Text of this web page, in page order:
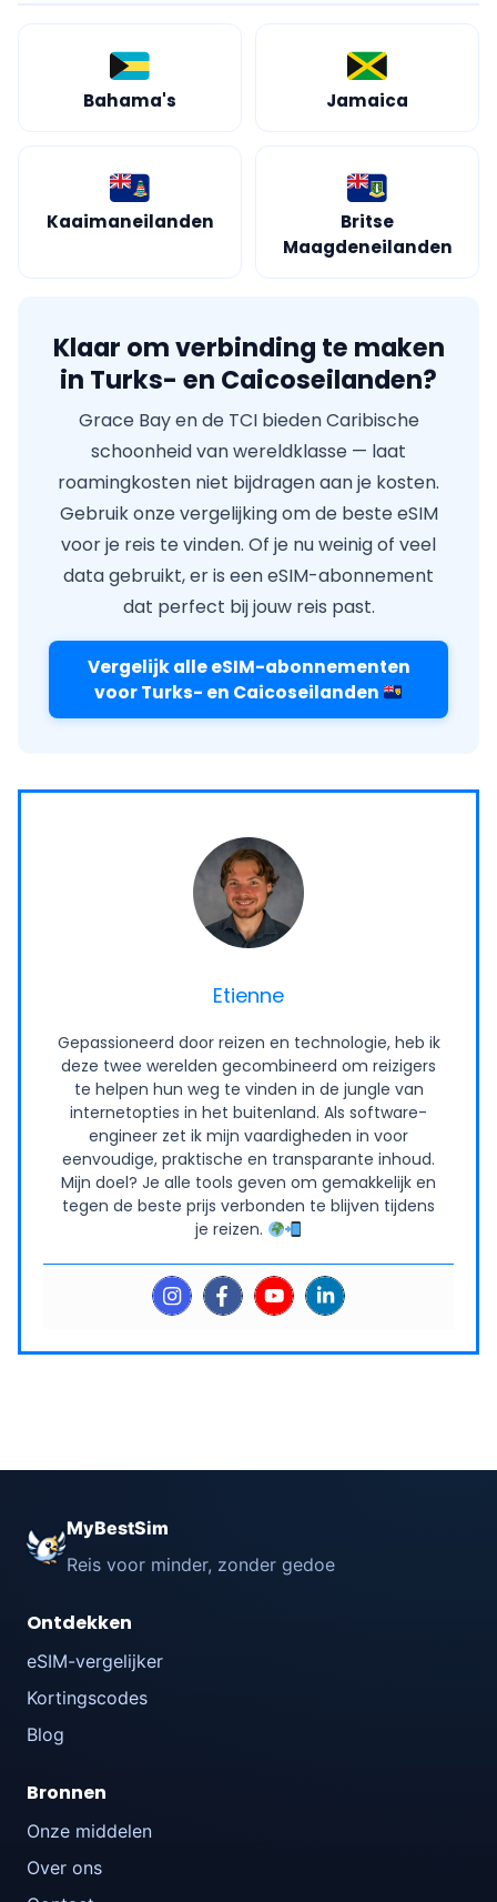
Bahama's Jamaica
Kaaimaneilanden
Britse
Maagdeneilanden
Klaar om verbinding te maken
in Turks- en Caicoseilanden?
Grace Bay en de TCI bieden Caribische
schoonheid van wereldklasse — laat
roamingkosten niet bijdragen aan je kosten.
Gebruik onze vergelijking om de beste eSIM
voor je reis te vinden. Of je nu weinig of veel
data gebruikt, er is een eSIM-abonnement
dat perfect bij jouw reis past.
Vergelijk alle eSIM-abonnementen
voor Turks- en Caicoseilanden
Etienne
Gepassioneerd door reizen en technologie, heb ik
deze twee werelden gecombineerd om reizigers
te helpen hun weg te vinden in de jungle van
internetopties in het buitenland. Als software-
engineer zet ik mijn vaardigheden in voor
eenvoudige, praktische en transparante inhoud.
Mijn doel? Je alle tools geven om gemakkelijk en
tegen de beste prijs verbonden te blijven tijdens
je reizen.
MyBestSim
Reis voor minder, zonder gedoe
Ontdekken
eSIM-vergelijker
Kortingscodes
Blog
Bronnen
Onze middelen
Over ons